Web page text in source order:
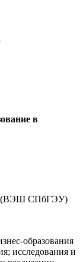
в
(ВЭШ СПбГЭУ)
образования
исследования и